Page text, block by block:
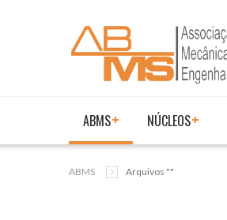
ABMS NÚCLEOS
ABMS Arquivos ""